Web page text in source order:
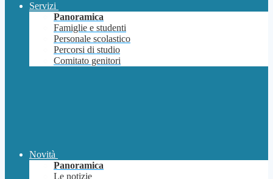
Servizi
Panoramica
Famiglie e studenti
Personale scolastico
Percorsi di studio
Comitato genitori
Novità
Panoramica
Le notizie